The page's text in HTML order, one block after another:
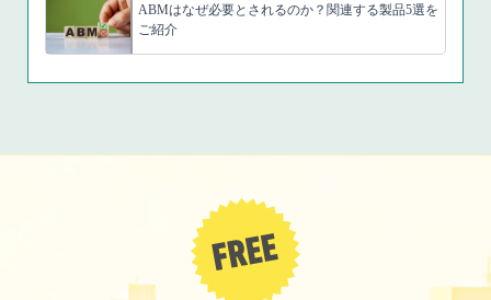
ABMはなぜ必要とされるのか？関連する製品5選を
ご紹介